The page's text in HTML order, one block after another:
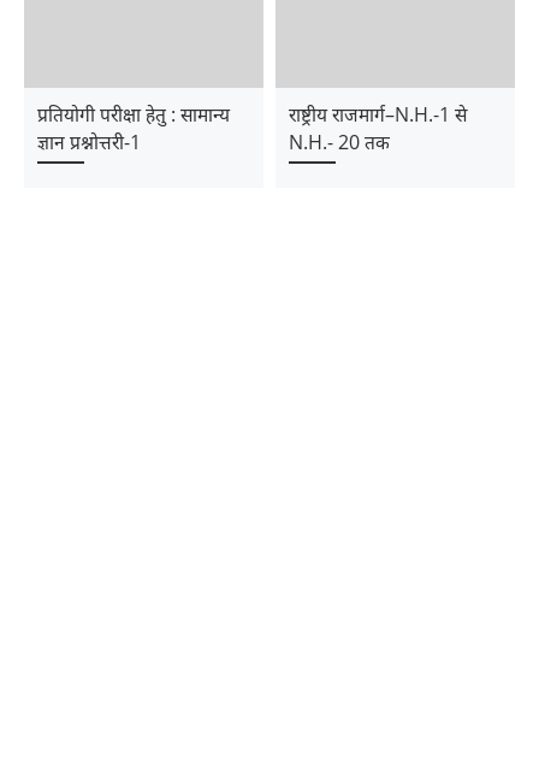
प्रतियोगी परीक्षा हेतु : सामान्य
ज्ञान प्रश्नोत्तरी-1
राष्ट्रीय राजमार्ग–N.H.-1 से
N.H.- 20 तक